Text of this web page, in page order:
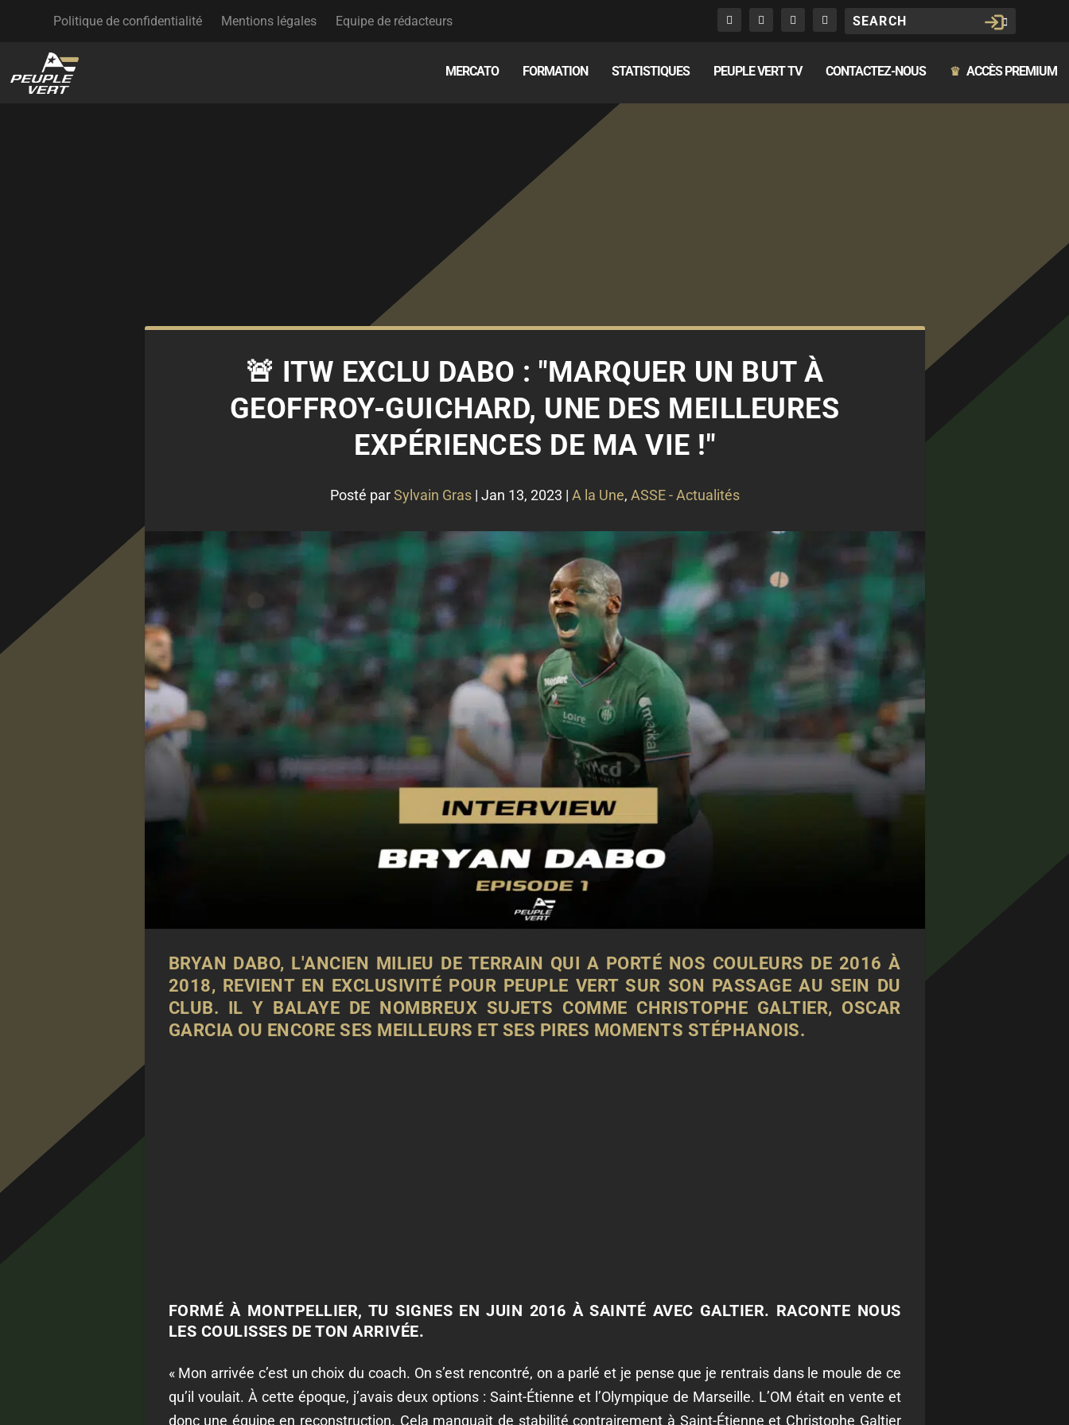
Politique de confidentialité Mentions légales Equipe de rédacteurs
MERCATO FORMATION STATISTIQUES PEUPLE VERT TV CONTACTEZ-NOUS ♛ ACCÈS PREMIUM
🚨 ITW EXCLU DABO : "MARQUER UN BUT À
GEOFFROY-GUICHARD, UNE DES MEILLEURES
EXPÉRIENCES DE MA VIE !"
Posté parSylvain Gras| Jan 13, 2023 | A la Une, ASSE - Actualités
BRYAN DABO, L'ANCIEN MILIEU DE TERRAIN QUI A PORTÉ NOS COULEURS DE 2016 À
2018, REVIENT EN EXCLUSIVITÉ POUR PEUPLE VERT SUR SON PASSAGE AU SEIN DU
CLUB. IL Y BALAYE DE NOMBREUX SUJETS COMME CHRISTOPHE GALTIER, OSCAR
GARCIA OU ENCORE SES MEILLEURS ET SES PIRES MOMENTS STÉPHANOIS.
FORMÉ À MONTPELLIER, TU SIGNES EN JUIN 2016 À SAINTÉ AVEC GALTIER. RACONTE NOUS
LES COULISSES DE TON ARRIVÉE.
« Mon arrivée c’est un choix du coach. On s’est rencontré, on a parlé et je pense que je rentrais dans le moule de ce
qu’il voulait. À cette époque, j’avais deux options : Saint-Étienne et l’Olympique de Marseille. L’OM était en vente et
donc une équipe en reconstruction. Cela manquait de stabilité contrairement à Saint-Étienne et Christophe Galtier